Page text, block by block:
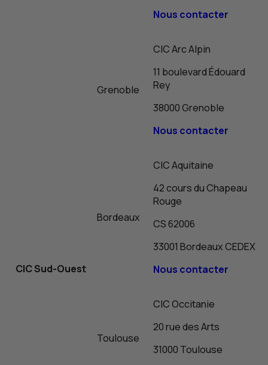
Nous contacter
Grenoble
CICArc Alpin
11 boulevard Édouard
Rey
38000 Grenoble
Nous contacter
CICSud-Ouest
Bordeaux
CICAquitaine
42 cours du Chapeau
Rouge
CS62006
33001 Bordeaux CEDEX
Nous contacter
Toulouse
CICOccitanie
20 rue des Arts
31000 Toulouse